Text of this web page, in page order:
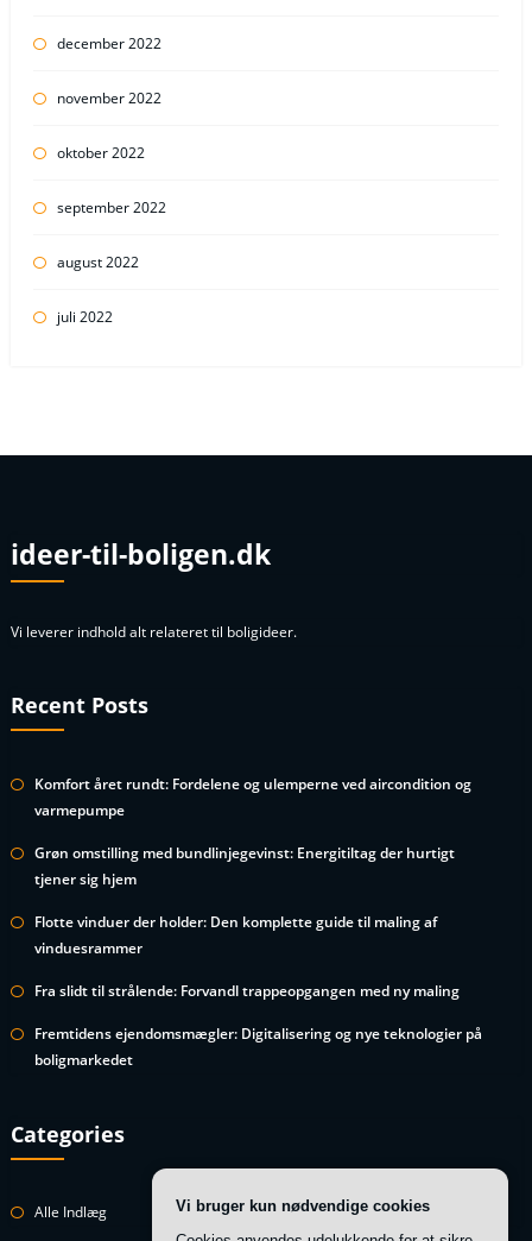
december 2022
november 2022
oktober 2022
september 2022
august 2022
juli 2022
ideer-til-boligen.dk
Vi leverer indhold alt relateret til boligideer.
Recent Posts
Komfort året rundt: Fordelene og ulemperne ved aircondition og
varmepumpe
Grøn omstilling med bundlinjegevinst: Energitiltag der hurtigt
tjener sig hjem
Flotte vinduer der holder: Den komplette guide til maling af
vinduesrammer
Fra slidt til strålende: Forvandl trappeopgangen med ny maling
Fremtidens ejendomsmægler: Digitalisering og nye teknologier på
boligmarkedet
Categories
Alle Indlæg
Vi bruger kun nødvendige cookies